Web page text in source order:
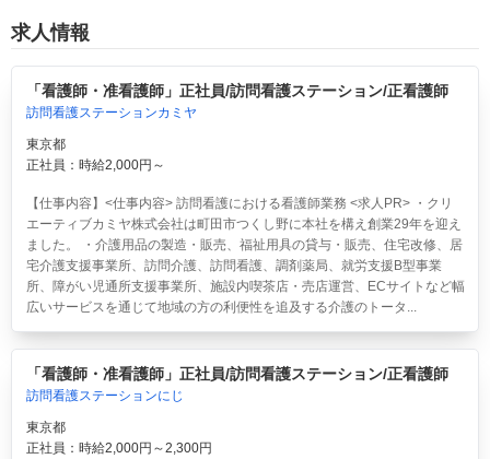
求人情報
「看護師・准看護師」正社員/訪問看護ステーション/正看護師
訪問看護ステーションカミヤ
東京都
正社員：時給2,000円～
【仕事内容】<仕事内容> 訪問看護における看護師業務 <求人PR> ・クリ
エーティブカミヤ株式会社は町田市つくし野に本社を構え創業29年を迎え
ました。 ・介護用品の製造・販売、福祉用具の貸与・販売、住宅改修、居
宅介護支援事業所、訪問介護、訪問看護、調剤薬局、就労支援B型事業
所、障がい児通所支援事業所、施設内喫茶店・売店運営、ECサイトなど幅
広いサービスを通じて地域の方の利便性を追及する介護のトータ...
「看護師・准看護師」正社員/訪問看護ステーション/正看護師
訪問看護ステーションにじ
東京都
正社員：時給2,000円～2,300円